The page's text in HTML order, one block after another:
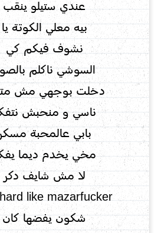
عندي ستيلو ينقب
بيه معلي الكوتة يا
نشوف فيكم كي
السوشي ناكلم
دخلت بوجهي مش
ناسي و منحبش
بابي عالمحبة
مخي يخدم ديما
لا مش شايف دكر
شكون يفضها كان